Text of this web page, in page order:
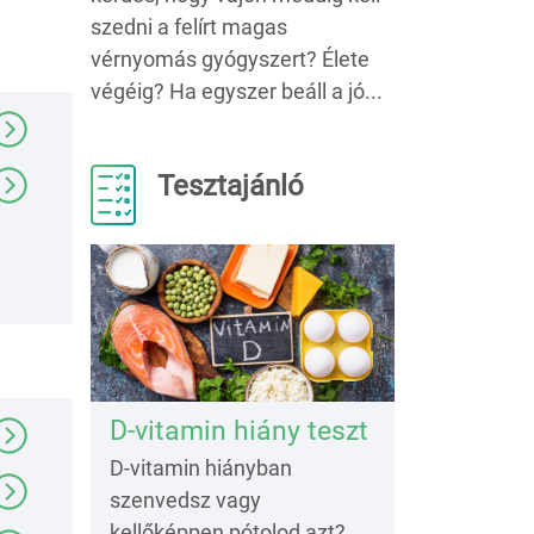
szedni a felírt magas
vérnyomás gyógyszert? Élete
végéig? Ha egyszer beáll a jó...
Tesztajánló
D-vitamin hiány teszt
D-vitamin hiányban
szenvedsz vagy